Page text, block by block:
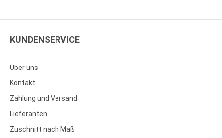
KUNDENSERVICE
Über uns
Kontakt
Zahlung und Versand
Lieferanten
Zuschnitt nach Maß